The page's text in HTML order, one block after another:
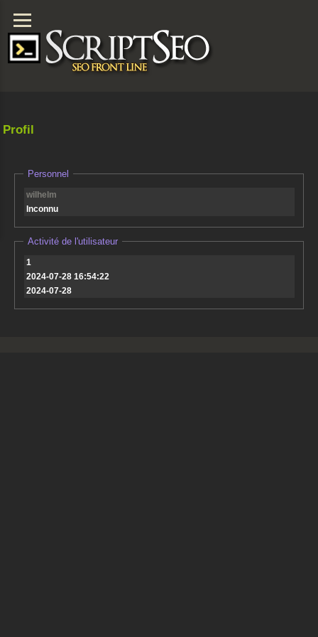
Profil
Personnel
wilhelm
Inconnu
Activité de l'utilisateur
1
2024-07-28 16:54:22
2024-07-28